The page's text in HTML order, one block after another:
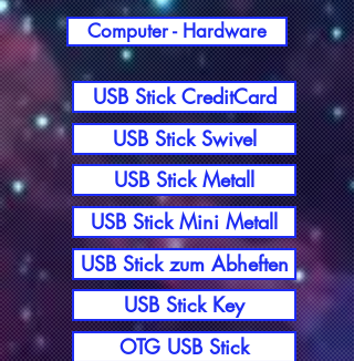
Computer - Hardware
USB Stick CreditCard
USB Stick Swivel
USB Stick Metall
USB Stick Mini Metall
USB Stick zum Abheften
USB Stick Key
OTG USB Stick